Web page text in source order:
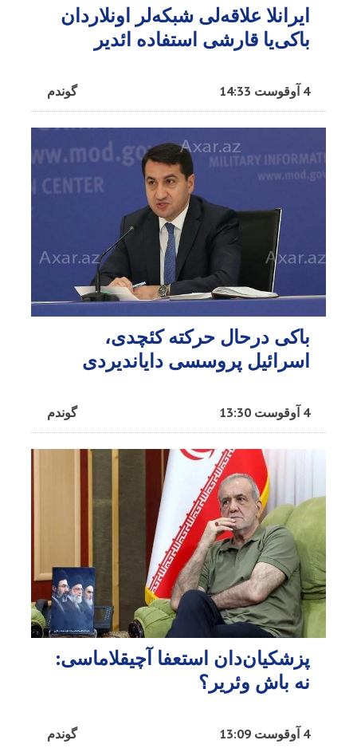
ایرانلا علاقه‌لی شبکه‌لر اونلاردان
باکی‌یا قارشی استفاده ائدیر
گوندم 4 آوقوست 14:33
باکی درحال حرکته کئچدی،
اسرائیل پروسسی دایاندیردی
گوندم 4 آوقوست 13:30
پزشکیان‌دان استعفا آچیقلاماسی:
نه باش وئریر؟
گوندم 4 آوقوست 13:09